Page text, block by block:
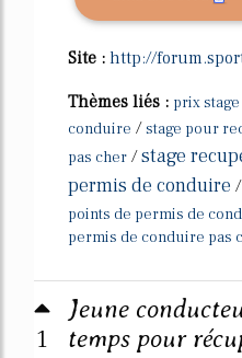
Site : http://
Thèmes liés : prix
conduire /stage pour
pas cher /stage
permis de conduire /
points de permis de
permis de conduire pas
1
Jeune
temps pour